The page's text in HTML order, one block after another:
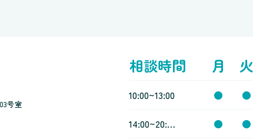
号室
相談時間 月 火
10:00~13:00 ● ●
14:00~20:00 ● ●